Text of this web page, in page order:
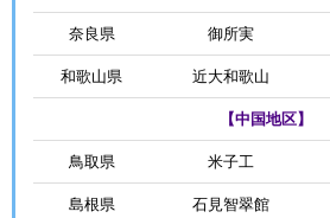
奈良県 御所実
和歌山県 近大和歌山
【中国地区】
鳥取県 米子工
島根県 石見智翠館